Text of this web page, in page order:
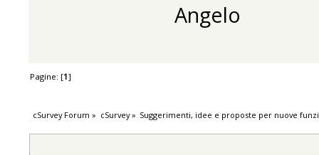
Angelo
Pagine: [1]
cSurvey Forum » cSurvey» Suggerimenti, idee e proposte per nuove